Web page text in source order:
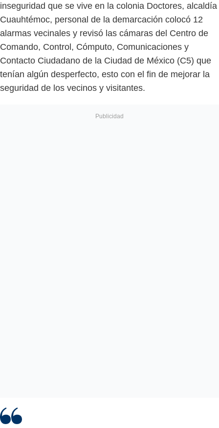
inseguridad que se vive en la colonia Doctores, alcaldía
Cuauhtémoc, personal de la demarcación colocó 12
alarmas vecinales y revisó las cámaras del Centro de
Comando, Control, Cómputo, Comunicaciones y
Contacto Ciudadano de la Ciudad de México (C5) que
tenían algún desperfecto, esto con el fin de mejorar la
seguridad de los vecinos y visitantes.